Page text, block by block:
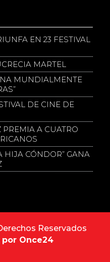
EN 23 FESTIVAL
MARTEL
MUNDIALMENTE
DE CINE DE
A CUATRO
HIJA CÓNDOR” GANA
Reservados
por Once24